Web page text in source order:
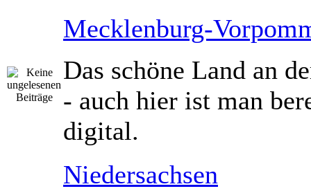
Mecklenburg-
Das schöne Land an
- auch hier ist man
digital.
Niedersachsen